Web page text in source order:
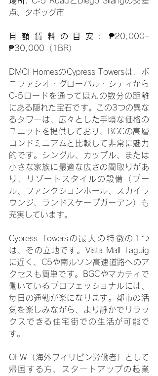
点、タギッグ市
月額賃料の目安: ₱20,000–
₱30,000（1BR）
DMCI HomesのCypress Towersは、ボ
ニファシオ・グローバル・シティから
C-5ロードを通ってほんの数分の距離
にある隠れた宝石です。この3つの異な
るタワーは、広々とした手頃な価格の
ユニットを提供しており、BGCの高層
コンドミニアムと比較して非常に魅力
的です。シングル、カップル、または
小さな家族に最適な広さの間取りがあ
り、リゾートスタイルの設備（プー
ル、ファンクションホール、スカイラ
ウンジ、ランドスケープガーデン）も
充実しています。
Cypress Towersの最大の特徴の1つ
は、その立地です。Vista Mall Taguig
に近く、C5や南ルソン高速道路へのア
クセスも簡単です。BGCやマカティで
働いているプロフェッショナルには、
毎日の通勤が楽になります。都市の活
気を楽しみながら、より静かでリラッ
クスできる住宅街での生活が可能で
す。
OFW（海外フィリピン労働者）として
帰国する方、スタートアップの起業